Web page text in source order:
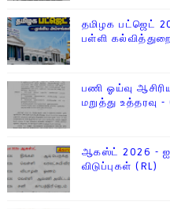
தமிழக பட்ஜெட்
பள்ளி
பணி ஓய்வு
மறுத்து உத்தரவு
ஆகஸ்ட் 2026 -
விடுப்புகள் (RL)